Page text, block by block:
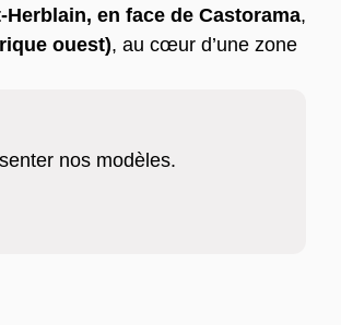
Herblain, en face de Castorama,
ouest), au cœur d’une zone
nos modèles.